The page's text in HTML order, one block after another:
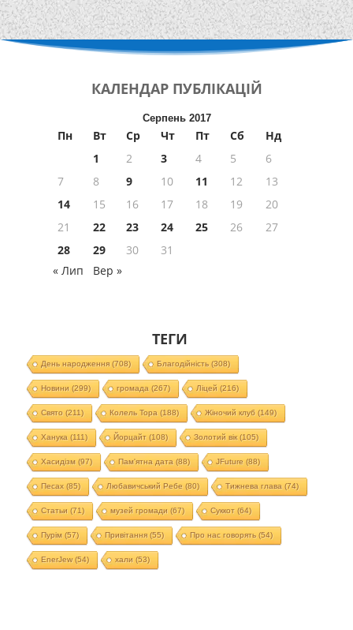
КАЛЕНДАР ПУБЛІКАЦІЙ
Серпень 2017
Пн Вт Ср Чт Пт Сб
Нд
1
2 3 4 5
6
7
8 9 10 11 12
13
14
15 16 17 18 19
20
21
22 23 24 25 26
27
28
29 30
31
« Лип
Вер »
ТЕГИ
День народження(708) Благодійність(308)
Новини (299) громада (267) Ліцей (216)
Свято (211) Колель Тора (188) Жіночий клуб (149)
Ханука (111) Йорцайт (108) Золотий вік(105)
Хасидізм (97) Пам'ятна дата (88) JFuture (88)
Песах(85) Любавичський Ребе (80) Тижнева глава (74)
Статьи (71) музей громади (67) Суккот (64)
Пурім (57) Привітання(55) Про нас говорять(54)
EnerJew(54) хали (53)